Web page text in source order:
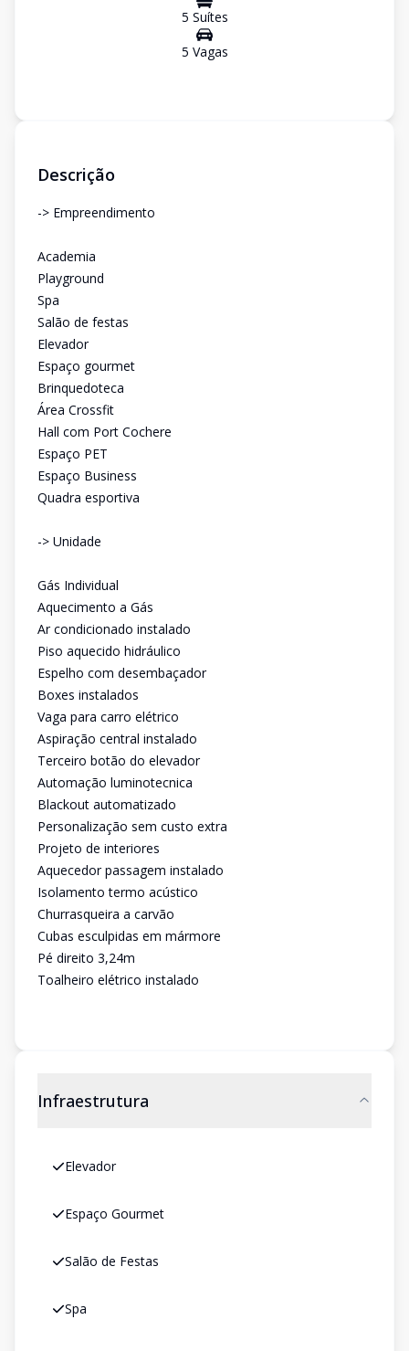
5 Suítes
5 Vagas
Descrição
-> Empreendimento
Academia
Playground
Spa
Salão de festas
Elevador
Espaço gourmet
Brinquedoteca
Área Crossfit
Hall com Port Cochere
Espaço PET
Espaço Business
Quadra esportiva
-> Unidade
Gás Individual
Aquecimento a Gás
Ar condicionado instalado
Piso aquecido hidráulico
Espelho com desembaçador
Boxes instalados
Vaga para carro elétrico
Aspiração central instalado
Terceiro botão do elevador
Automação luminotecnica
Blackout automatizado
Personalização sem custo extra
Projeto de interiores
Aquecedor passagem instalado
Isolamento termo acústico
Churrasqueira a carvão
Cubas esculpidas em mármore
Pé direito 3,24m
Toalheiro elétrico instalado
Infraestrutura
Elevador
Espaço Gourmet
Salão de Festas
Spa